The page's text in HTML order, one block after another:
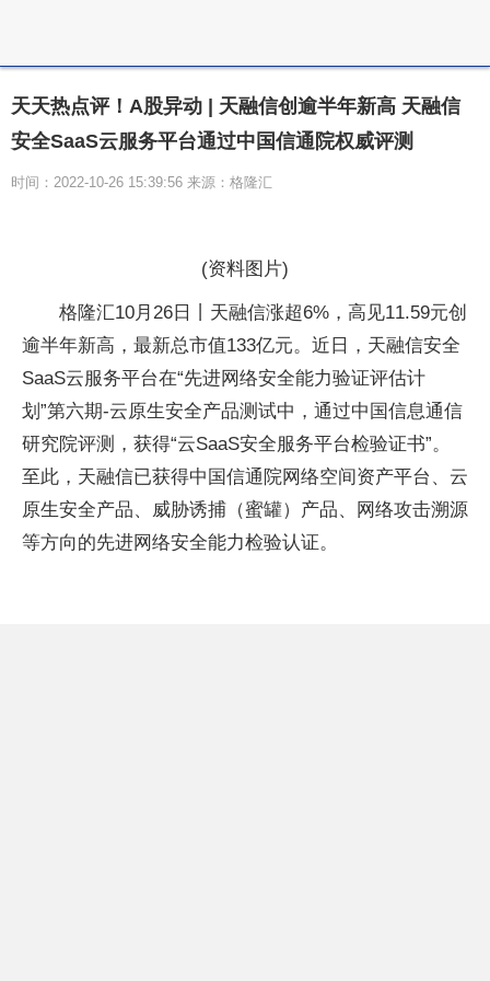
天天热点评！A股异动 | 天融信创逾半年新高 天融信
安全SaaS云服务平台通过中国信通院权威评测
时间：2022-10-26 15:39:56 来源：格隆汇
(资料图片)
格隆汇10月26日丨天融信涨超6%，高见11.59元创
逾半年新高，最新总市值133亿元。近日，天融信安全
SaaS云服务平台在“先进网络安全能力验证评估计
划”第六期-云原生安全产品测试中，通过中国信息通信
研究院评测，获得“云SaaS安全服务平台检验证书”。
至此，天融信已获得中国信通院网络空间资产平台、云
原生安全产品、威胁诱捕（蜜罐）产品、网络攻击溯源
等方向的先进网络安全能力检验认证。